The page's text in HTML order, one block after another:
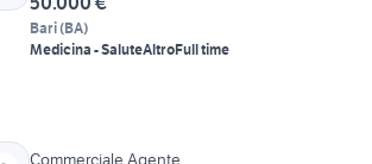
Bari(BA)
Medicina - SaluteAltroFull time
Commerciale Agente